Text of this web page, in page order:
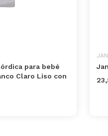
para bebé
Claro Liso con